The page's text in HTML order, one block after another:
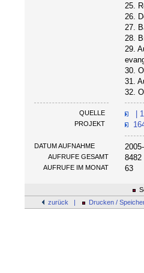
25.
26.
27.
28.
29.
30.
31.
32.
QUELLE |
PROJEKT
DATUM AUFNAHME
AUFRUFE GESAMT 8482
AUFRUFE IM MONAT 63
zurück |
Drucken /